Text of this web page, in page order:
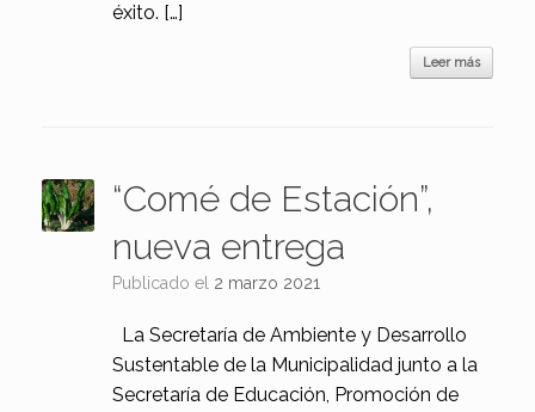
éxito. […]
Leer más
“Comé de Estación”,
nueva entrega
Publicado el 2 marzo 2021
La Secretaría de Ambiente y Desarrollo
Sustentable de la Municipalidad junto a la
Secretaría de Educación, Promoción de